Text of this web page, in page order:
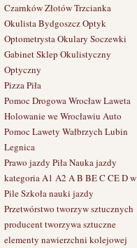
Czarnków Złotów Trzcianka
Okulista Bydgoszcz Optyk
Optometrysta Okulary Soczewki
Gabinet Sklep Okulistyczny
Optyczny
Pizza Piła
Pomoc Drogowa Wrocław Laweta
Holowanie we Wrocławiu Auto
Pomoc Lawety Wałbrzych Lubin
Legnica
Prawo jazdy Piła Nauka jazdy
kategoria A1 A2 A B BE C CE D‎ w
Pile Szkoła nauki jazdy
Przetwórstwo tworzyw sztucznych
producent tworzywa sztuczne
elementy nawierzchni kolejowej